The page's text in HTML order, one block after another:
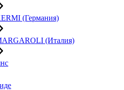
(Германия)
(Италия)